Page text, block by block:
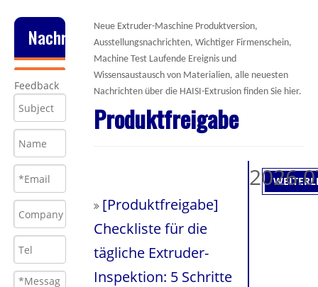
Nachrichten
Feedback
Neue Extruder-Maschine Produktversion,
Ausstellungsnachrichten, Wichtiger Firmenschein,
Machine Test Laufende Ereignis und
Wissensaustausch von Materialien, alle neuesten
Nachrichten über die HAISI-Extrusion finden Sie hier.
Produktfreigabe
[Produktfreigabe]
Checkliste für die
tägliche Extruder-
Inspektion: 5 Schritte